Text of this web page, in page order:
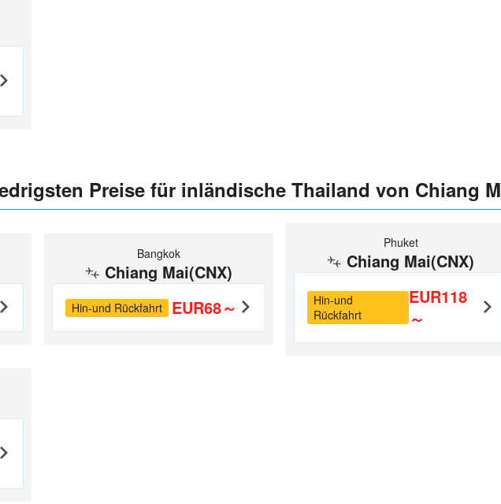
Preise für inländische Thailand von Chiang
Bangkok
Chiang Mai(CNX)
Hin-und Rückfahrt EUR68～
Phuket
Chiang Mai(CNX)
Hin-und
Rückfahrt
EUR118
～